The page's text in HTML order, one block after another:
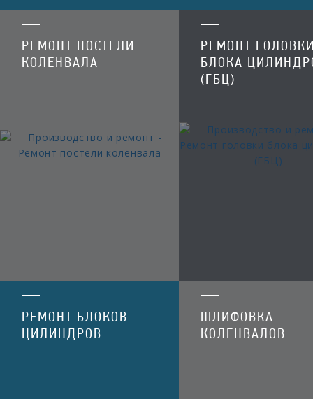
РЕМОНТ ПОСТЕЛИ
КОЛЕНВАЛА
РЕМОНТ
БЛОКА
(ГБЦ)
РЕМОНТ БЛОКОВ
ЦИЛИНДРОВ
ШЛИФОВКА
КОЛЕНВАЛОВ